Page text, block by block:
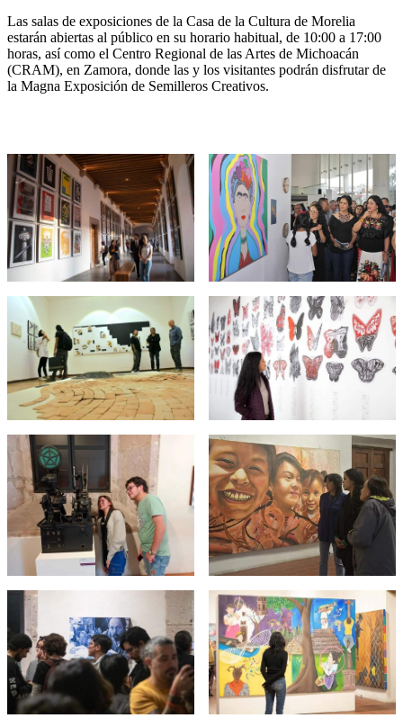
Las salas de exposiciones de la Casa de la Cultura de Morelia
estarán abiertas al público en su horario habitual, de 10:00 a 17:00
horas, así como el Centro Regional de las Artes de Michoacán
(CRAM), en Zamora, donde las y los visitantes podrán disfrutar de
la Magna Exposición de Semilleros Creativos.